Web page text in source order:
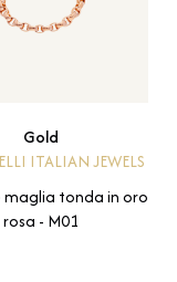
Gold
ITALIAN JEWELS
maglia tonda in oro
rosa - M01